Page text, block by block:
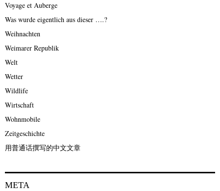
Voyage et Auberge
Was wurde eigentlich aus dieser ….?
Weihnachten
Weimarer Republik
Welt
Wetter
Wildlife
Wirtschaft
Wohnmobile
Zeitgeschichte
用普通话撰写的中文文章
META